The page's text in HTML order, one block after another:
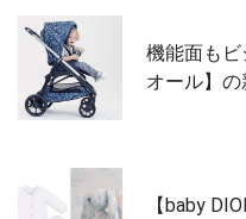
機能面もビ
オール】
【baby